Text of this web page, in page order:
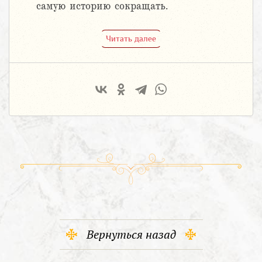
самую историю сокращать.
Читать далее
Вернуться назад